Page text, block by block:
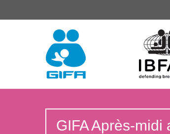
GIFA Après-